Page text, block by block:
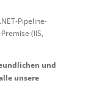
Pipeline-
(IIS,
und
unsere